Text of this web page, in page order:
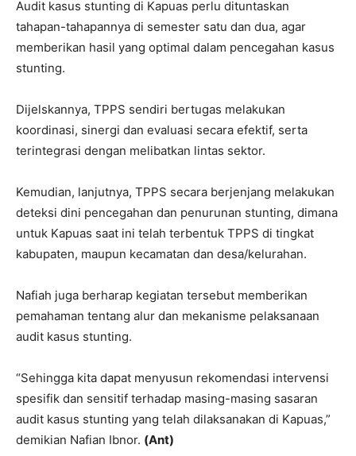
Audit kasus stunting di Kapuas perlu dituntaskan
tahapan-tahapannya di semester satu dan dua, agar
memberikan hasil yang optimal dalam pencegahan kasus
stunting.
Dijelskannya, TPPS sendiri bertugas melakukan
koordinasi, sinergi dan evaluasi secara efektif, serta
terintegrasi dengan melibatkan lintas sektor.
Kemudian, lanjutnya, TPPS secara berjenjang melakukan
deteksi dini pencegahan dan penurunan stunting, dimana
untuk Kapuas saat ini telah terbentuk TPPS di tingkat
kabupaten, maupun kecamatan dan desa/kelurahan.
Nafiah juga berharap kegiatan tersebut memberikan
pemahaman tentang alur dan mekanisme pelaksanaan
audit kasus stunting.
“Sehingga kita dapat menyusun rekomendasi intervensi
spesifik dan sensitif terhadap masing-masing sasaran
audit kasus stunting yang telah dilaksanakan di Kapuas,”
demikian Nafian Ibnor. (Ant)